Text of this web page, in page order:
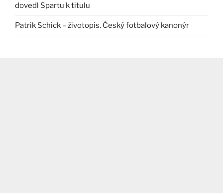
dovedl Spartu k titulu
Patrik Schick – životopis. Český fotbalový kanonýr